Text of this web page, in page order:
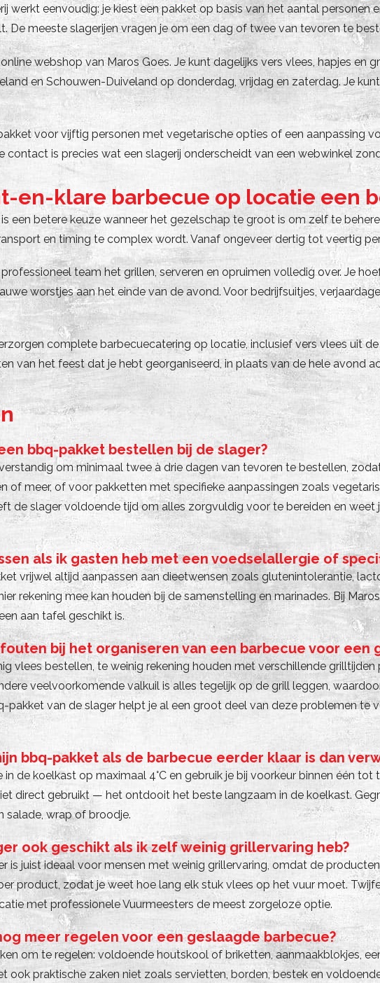
werkt eenvoudig: je kiest een pakket op basis van het aantal
De meeste slagerijen vragen je om een dag of twee van tevoren te
webshop van Maros Goes. Je kunt dagelijks vers vlees, hapjes en
en Schouwen-Duiveland op donderdag, vrijdag en zaterdag. Je
voor vijftig personen met vegetarische opties of een aanpassing
contact is precies wat een slagerij onderscheidt van een webwinkel
en-klare barbecue op locatie een
een betere keuze wanneer het gezelschap te groot is om zelf te
en timing te complex wordt. Vanaf ongeveer dertig tot veertig
team het grillen, serveren en opruimen volledig over. Je
worstjes aan het einde van de avond. Voor bedrijfsuitjes,
complete barbecuecatering op locatie, inclusief vers vlees uit
van het feest dat je hebt georganiseerd, in plaats van de hele avond
bbq-pakket bestellen bij de slager?
om minimaal twee à drie dagen van tevoren te bestellen,
of meer, of voor pakketten met specifieke aanpassingen zoals
de slager voldoende tijd om alles zorgvuldig voor te bereiden en
als ik gasten heb met een voedselallergie of
vrijwel altijd aanpassen aan dieetwensen zoals glutenintolerantie,
rekening mee kan houden bij de samenstelling en marinades. Bij
aan tafel geschikt is.
bij het organiseren van een barbecue voor een
vlees bestellen, te weinig rekening houden met verschillende
veelvoorkomende valkuil is alles tegelijk op de grill leggen,
pakket van de slager helpt je al een groot deel van deze problemen te
bbq-pakket als de barbecue eerder klaar is dan
de koelkast op maximaal 4°C en gebruik je bij voorkeur binnen één
direct gebruikt — het ontdooit het beste langzaam in de koelkast.
salade, wrap of broodje.
ook geschikt als ik zelf weinig grillervaring heb?
is juist ideaal voor mensen met weinig grillervaring, omdat de
product, zodat je weet hoe lang elk stuk vlees op het vuur moet.
met professionele Vuurmeesters de meest zorgeloze optie.
meer regelen voor een geslaagde barbecue?
om te regelen: voldoende houtskool of briketten, aanmaakblokjes,
ook praktische zaken niet zoals servietten, borden, bestek en